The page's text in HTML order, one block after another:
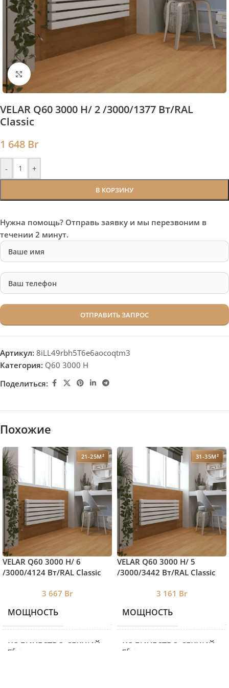
Нажмите, чтобы увеличить
VELAR Q60 3000 H/ 2 /3000/1377 Вт/RAL
Classic
1 648 Br
- +
В КОРЗИНУ
Нужна помощь? Отправь заявку и мы перезвоним в
течении 2 минут.
Артикул: 8iLL49rbh5T6e6aocoqtm3
Категория: Q60 3000 H
Поделиться:
Похожие
21-25М²
VELAR Q60 3000 H/ 6
/3000/4124 Вт/RAL Classic
3 667 Br
МОЩНОСТЬ 2398
КОЛИЧЕСТВО СЕКЦИЙ 6
31-35М²
VELAR Q60 3000 H/ 5
/3000/3442 Вт/RAL Classic
3 161 Br
МОЩНОСТЬ
КОЛИЧЕСТВО СЕКЦИЙ